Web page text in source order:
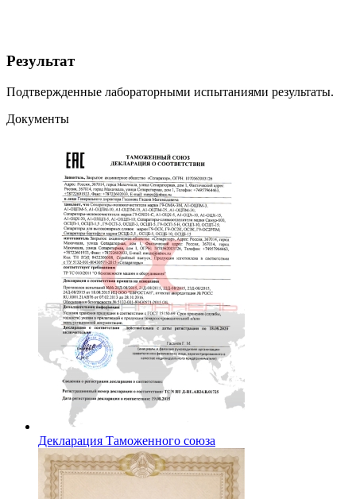
Результат
Подтвержденные лабораторными испытаниями результаты.
Документы
Декларация Таможенного союза